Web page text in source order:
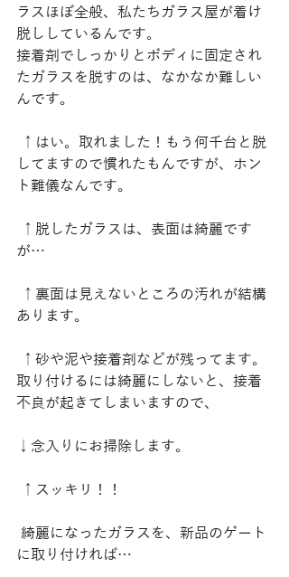
ラスほぼ全般、私たちガラス屋が着け
脱ししているんです。
接着剤でしっかりとボディに固定され
たガラスを脱すのは、なかなか難しい
んです。
してますので慣れたもんですが、ホン
ト難儀なんです。
が…
あります。
↑砂や泥や接着剤などが残ってます。
取り付けるには綺麗にしないと、接着
不良が起きてしまいますので、
↓念入りにお掃除します。
↑スッキリ！！
に取り付ければ…